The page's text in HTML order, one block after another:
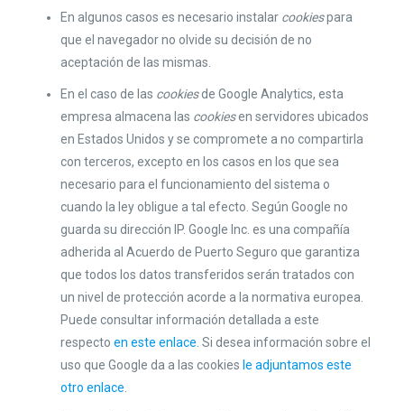
En algunos casos es necesario instalar cookiespara
que el navegador no olvide su decisión de no
aceptación de las mismas.
En el caso de las cookiesde Google Analytics, esta
empresa almacena las cookiesen servidores ubicados
en Estados Unidos y se compromete a no compartirla
con terceros, excepto en los casos en los que sea
necesario para el funcionamiento del sistema o
cuando la ley obligue a tal efecto. Según Google no
guarda su dirección IP. Google Inc. es una compañía
adherida al Acuerdo de Puerto Seguro que garantiza
que todos los datos transferidos serán tratados con
un nivel de protección acorde a la normativa europea.
Puede consultar información detallada a este
respecto en este enlace . Si desea información sobre el
uso que Google da a las cookies le adjuntamos este
otro enlace